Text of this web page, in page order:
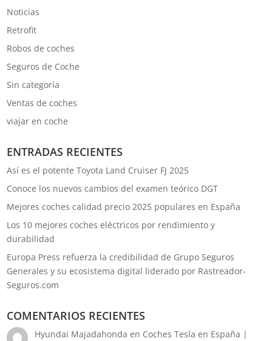
Noticias
Retrofit
Robos de coches
Seguros de Coche
Sin categoría
Ventas de coches
viajar en coche
ENTRADAS RECIENTES
Así es el potente Toyota Land Cruiser FJ 2025
Conoce los nuevos cambios del examen teórico DGT
Mejores coches calidad precio 2025 populares en España
Los 10 mejores coches eléctricos por rendimiento y
durabilidad
Europa Press refuerza la credibilidad de Grupo Seguros
Generales y su ecosistema digital liderado por Rastreador-
Seguros.com
COMENTARIOS RECIENTES
Hyundai Majadahonda en Coches Tesla en España |